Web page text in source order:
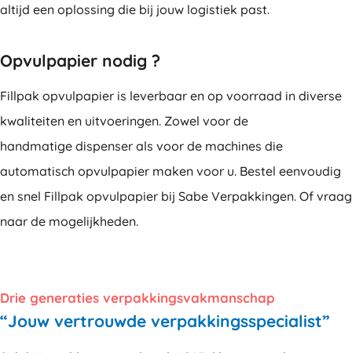
altijd een oplossing die bij jouw logistiek past.
Opvulpapier nodig ?
Fillpak opvulpapier is leverbaar en op voorraad in diverse
kwaliteiten en uitvoeringen. Zowel voor de
handmatige dispenser als voor de machines die
automatisch opvulpapier maken voor u. Bestel eenvoudig
en snel Fillpak opvulpapier bij Sabe Verpakkingen. Of vraag
naar de mogelijkheden.
Drie generaties verpakkingsvakmanschap
“Jouw vertrouwde verpakkingsspecialist”